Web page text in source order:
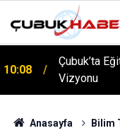
10:08
Çubuk’ta
Vizyonu
12:06
ÇUBUK’TA
Gönüllerince
Anasayfa Bilim